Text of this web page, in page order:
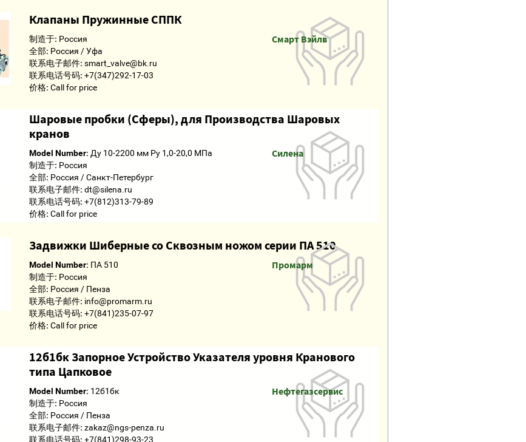
Клапаны Пружинные СППК
制造于: Россия
全部: Россия / Уфа
联系电子邮件: smart_valve@bk.ru
联系电话号码: +7(347)292-17-03
价格: Call for price
Смарт Вэйлв
Шаровые пробки (Сферы), для Производства Шаровых
кранов
Model Number: Ду 10-2200 мм Ру 1,0-20,0 МПа
制造于: Россия
全部: Россия / Санкт-Петербург
联系电子邮件: dt@silena.ru
联系电话号码: +7(812)313-79-89
价格: Call for price
Силена
Задвижки Шиберные со Сквозным ножом серии ПА 510
Model Number: ПА 510
制造于: Россия
全部: Россия / Пенза
联系电子邮件: info@promarm.ru
联系电话号码: +7(841)235-07-97
价格: Call for price
Промарм
12б1бк Запорное Устройство Указателя уровня Кранового
типа Цапковое
Model Number: 12б1бк
制造于: Россия
全部: Россия / Пенза
联系电子邮件: zakaz@ngs-penza.ru
联系电话号码: +7(841)298-93-23
Нефтегазсервис